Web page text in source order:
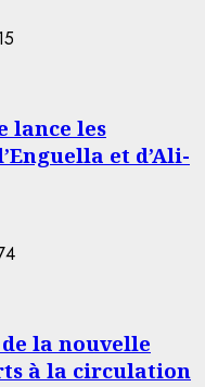
lance les
et d’Ali-
la nouvelle
à la circulation